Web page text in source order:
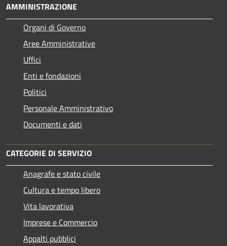
AMMINISTRAZIONE
Organi di Governo
Aree Amministrative
Uffici
Enti e fondazioni
Politici
Personale Amministrativo
Documenti e dati
CATEGORIE DI SERVIZIO
Anagrafe e stato civile
Cultura e tempo libero
Vita lavorativa
Imprese e Commercio
Appalti pubblici